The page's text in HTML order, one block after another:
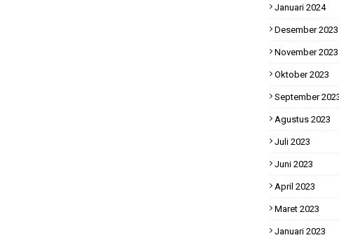
Januari 2024
Desember 2023
November 2023
Oktober 2023
September
Agustus 2023
Juli 2023
Juni 2023
April 2023
Maret 2023
Januari 2023